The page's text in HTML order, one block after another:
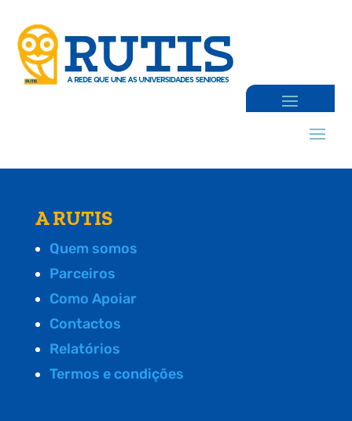
A RUTIS
Quem somos
Parceiros
Como Apoiar
Contactos
Relatórios
Termos e condições